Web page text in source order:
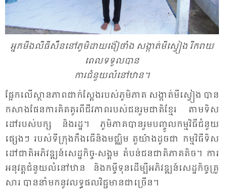
អ្នក​មីង​លី​ធី​សឺន​នៅ​ភូមិ​ដាយ​ង៉ៀ​ថាំង សង្កាត់​មី​ស្វៀង​ រីក​រាយ​
ពេល​ទទួល​បាន​
ការជំនួយលំនៅឋាន។
ផ្អែក​លើ​ស្ថាន​ភាព​ជាក់​ស្តែង​របស់​ភូមិ​ភាគ សង្កាត់​មី​ស្វៀង បាន​
កសាង​ផែន​ការ​គិត​គូរ​ពី​ជីវ​ភាព​របស់​ជន​រួម​ជាតិ​ខ្មែរ តាម​ទិស​
ដៅ​របស់​បក្ស និង​រដ្ឋ។ ភូមិ​ភាគ​បាន​រួម​បញ្ចូល​កម្ម​វិធី​ជំ​នួយ​
ផ្សេងៗ ​របស់​ទី​ក្រុង​កឹង​ធើ​និង​មជ្ឈិម តួ​យ៉ាង​ដូច​ជា កម្ម​វិធី​ទិស​
ដៅ​ជាតិ​អភិវឌ្ឍន៍​សេដ្ឋ​កិច្ច-​សង្គម តំ​បន់​ជន​ជាតិ​ភាគ​តិច។ ការ​
អនុវត្ត​ជំ​នួយ​លំ​នៅ​ឋាន និង​កម្ចី​ទុន​ដើម្បី​អភិ​វឌ្ឍន៍​សេដ្ឋ​កិច្ច​គ្រួ​
សារ បាន​នាំ​មក​នូវ​លទ្ធ​ផល​វិជ្ជ​មាន​ជា​ច្រើន។